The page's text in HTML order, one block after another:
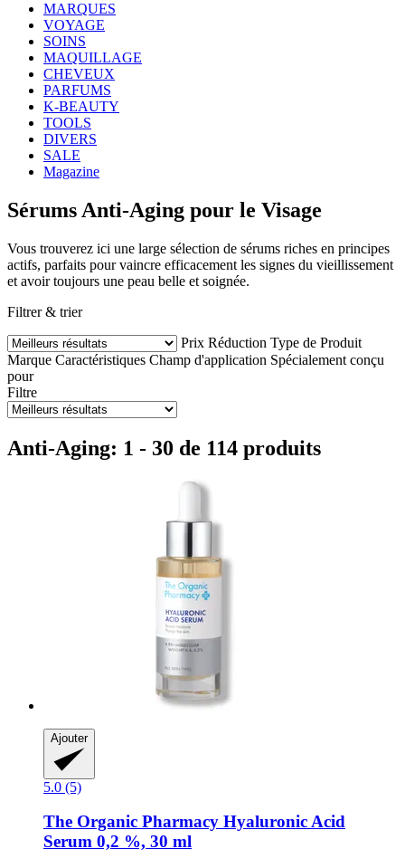
MARQUES
VOYAGE
SOINS
MAQUILLAGE
CHEVEUX
PARFUMS
K-BEAUTY
TOOLS
DIVERS
SALE
Magazine
Sérums Anti-Aging pour le Visage
Vous trouverez ici une large sélection de sérums riches en principes
actifs, parfaits pour vaincre efficacement les signes du vieillissement
et avoir toujours une peau belle et soignée.
Filtrer & trier
Prix Réduction Type de Produit
Marque Caractéristiques Champ d'application Spécialement conçu
pour
Filtre
Anti-Aging: 1 - 30 de 114 produits
Ajouter
5.0 (5)
The Organic Pharmacy Hyaluronic Acid
Serum 0,2 %, 30 ml